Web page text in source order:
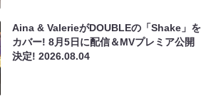
Aina & ValerieがDOUBLEの「Shake」を
カバー! 8月5日に配信＆MVプレミア公開
決定!2026.08.04